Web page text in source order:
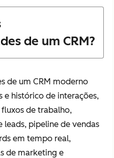
de um CRM?
de um CRM moderno
e histórico de interações,
de trabalho,
leads, pipeline de vendas
em tempo real,
de marketing e